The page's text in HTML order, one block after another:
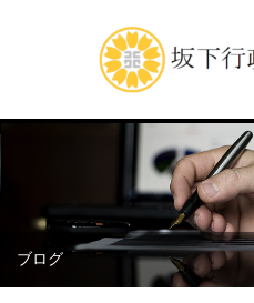
ブログ